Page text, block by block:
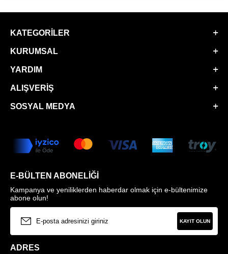
KATEGORILER
KURUMSAL
YARDIM
ALIŞVERIŞ
SOSYAL MEDYA
E-BÜLTEN ABONELIĞI
Kampanya ve yeniliklerden haberdar olmak için e-bültenimize
abone olun!
KAYIT OLUN
ADRES